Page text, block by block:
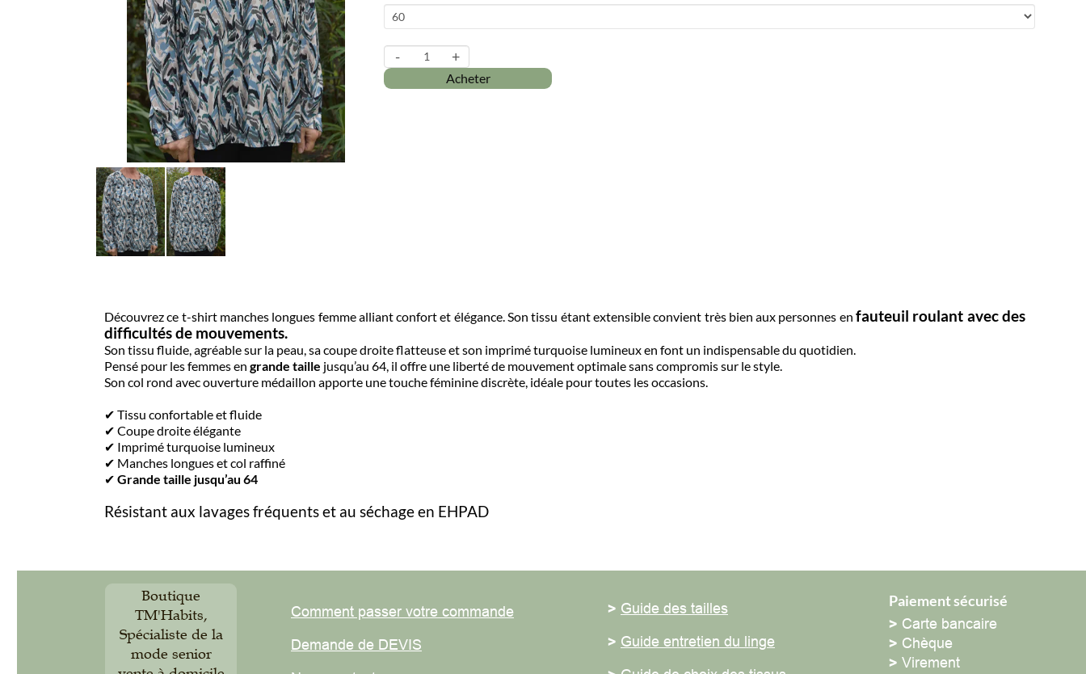
Comment passer votre commande
Demande de DEVIS
Guide des tailles
Guide entretien du linge
Paiement sécurisé
Boutique
TM'Habits,
Spécialiste de la
mode senior
Carte bancaire
Chèque
Virement
Acheter
Découvrez ce t-shirt manches longues femme alliant confort et élégance. Son tissu étant extensible convient très bien aux personnes en fauteuil roulant avec des
difficultés de mouvements.
Son tissu fluide, agréable sur la peau, sa coupe droite flatteuse et son imprimé turquoise lumineux en font un indispensable du quotidien.
Pensé pour les femmes engrande taillejusqu’au 64, il offre une liberté de mouvement optimale sans compromis sur le style.
Son col rond avec ouverture médaillon apporte une touche féminine discrète, idéale pour toutes les occasions.
✔ Tissu confortable et fluide
✔ Coupe droite élégante
✔ Imprimé turquoise lumineux
✔ Manches longues et col raffiné
Grande taille jusqu’au 64
Résistant aux lavages fréquents et au séchage en EHPAD